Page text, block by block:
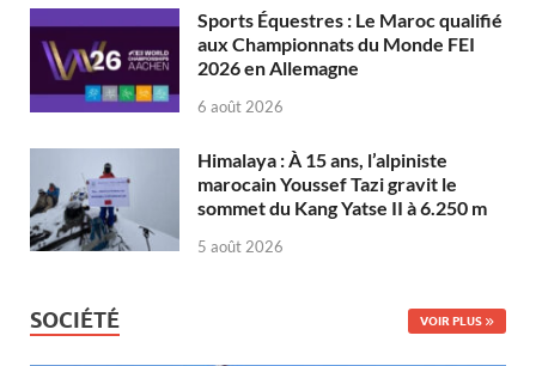
Sports Équestres : Le Maroc qualifié
aux Championnats du Monde FEI
2026 en Allemagne
6 août 2026
Himalaya : À 15 ans, l’alpiniste
marocain Youssef Tazi gravit le
sommet du Kang Yatse II à 6.250 m
5 août 2026
SOCIÉTÉ VOIR PLUS